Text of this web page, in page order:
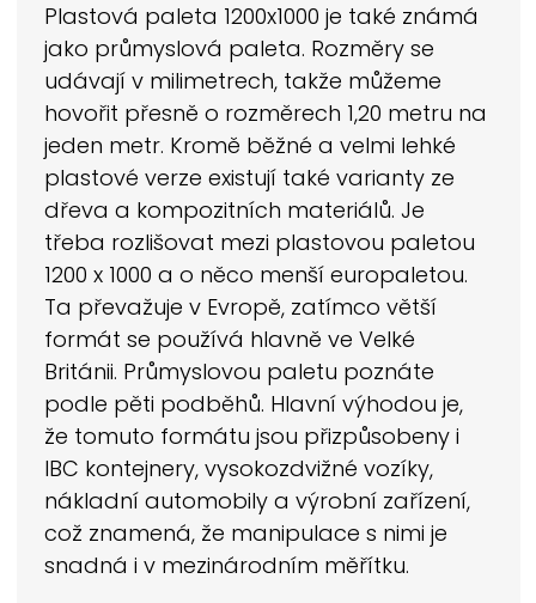
Plastová paleta 1200x1000 je také známá
jako průmyslová paleta. Rozměry se
udávají v milimetrech, takže můžeme
hovořit přesně o rozměrech 1,20 metru na
jeden metr. Kromě běžné a velmi lehké
plastové verze existují také varianty ze
dřeva a kompozitních materiálů. Je
třeba rozlišovat mezi plastovou paletou
1200 x 1000 a o něco menší europaletou.
Ta převažuje v Evropě, zatímco větší
formát se používá hlavně ve Velké
Británii. Průmyslovou paletu poznáte
podle pěti podběhů. Hlavní výhodou je,
že tomuto formátu jsou přizpůsobeny i
IBC kontejnery, vysokozdvižné vozíky,
nákladní automobily a výrobní zařízení,
což znamená, že manipulace s nimi je
snadná i v mezinárodním měřítku.